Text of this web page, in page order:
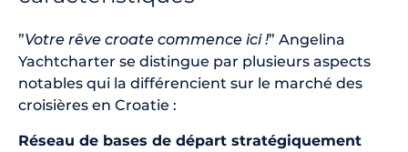
”Votre rêve croate commence ici !” Angelina
Yachtcharter se distingue par plusieurs aspects
notables qui la différencient sur le marché des
croisières en Croatie :
Réseau de bases de départ stratégiquement